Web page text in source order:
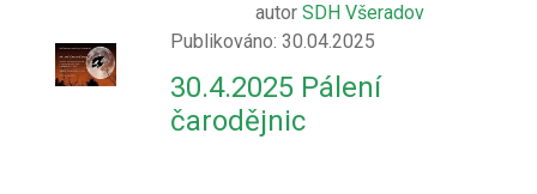
autor SDH Všeradov
Publikováno: 30.04.2025
30.4.2025 Pálení
čarodějnic